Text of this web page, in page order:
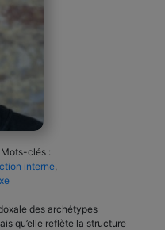
Mots-clés :
interne
des archétypes
qu’elle reflète la structure